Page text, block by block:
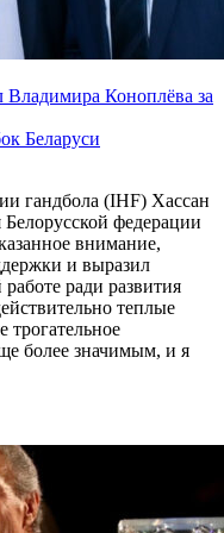
Владимира Коноплёва за
Беларуси
гандбола (IHF) Хассан
федерации
внимание,
и выразил
ради развития
теплые
более значимым, и я